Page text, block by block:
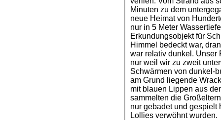
Minuten zu dem
neue Heimat von
nur in 5 Meter
Erkundungsobjekt für
Himmel bedeckt war,
war relativ dunkel. Unser
nur weil wir zu zweit
Schwärmen von dunkel-
am Grund liegende
mit blauen Lippen aus
sammelten die
nur gebadet und gespielt
Lollies verwöhnt wurden.